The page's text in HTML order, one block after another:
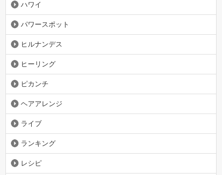
ハワイ
パワースポット
ヒルナンデス
ヒーリング
ピカンチ
ヘアアレンジ
ライブ
ランキング
レシピ